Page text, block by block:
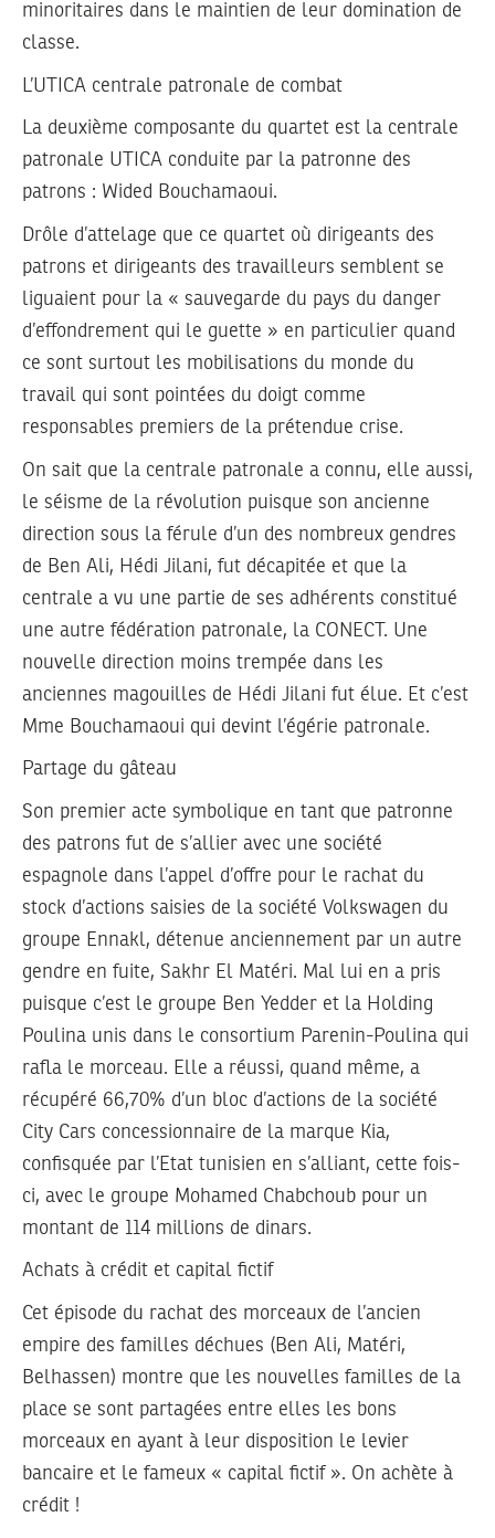
minoritaires dans le maintien de leur domination de
classe.
L’UTICA centrale patronale de combat
La deuxième composante du quartet est la centrale
patronale UTICA conduite par la patronne des
patrons : Wided Bouchamaoui.
Drôle d’attelage que ce quartet où dirigeants des
patrons et dirigeants des travailleurs semblent se
liguaient pour la « sauvegarde du pays du danger
d’effondrement qui le guette » en particulier quand
ce sont surtout les mobilisations du monde du
travail qui sont pointées du doigt comme
responsables premiers de la prétendue crise.
On sait que la centrale patronale a connu, elle aussi,
le séisme de la révolution puisque son ancienne
direction sous la férule d’un des nombreux gendres
de Ben Ali, Hédi Jilani, fut décapitée et que la
centrale a vu une partie de ses adhérents constitué
une autre fédération patronale, la CONECT. Une
nouvelle direction moins trempée dans les
anciennes magouilles de Hédi Jilani fut élue. Et c’est
Mme Bouchamaoui qui devint l’égérie patronale.
Partage du gâteau
Son premier acte symbolique en tant que patronne
des patrons fut de s’allier avec une société
espagnole dans l’appel d’offre pour le rachat du
stock d’actions saisies de la société Volkswagen du
groupe Ennakl, détenue anciennement par un autre
gendre en fuite, Sakhr El Matéri. Mal lui en a pris
puisque c’est le groupe Ben Yedder et la Holding
Poulina unis dans le consortium Parenin-Poulina qui
rafla le morceau. Elle a réussi, quand même, a
récupéré 66,70% d’un bloc d’actions de la société
City Cars concessionnaire de la marque Kia,
confisquée par l’Etat tunisien en s’alliant, cette fois-
ci, avec le groupe Mohamed Chabchoub pour un
montant de 114 millions de dinars.
Achats à crédit et capital fictif
Cet épisode du rachat des morceaux de l’ancien
empire des familles déchues (Ben Ali, Matéri,
Belhassen) montre que les nouvelles familles de la
place se sont partagées entre elles les bons
morceaux en ayant à leur disposition le levier
bancaire et le fameux « capital fictif ». On achète à
crédit !